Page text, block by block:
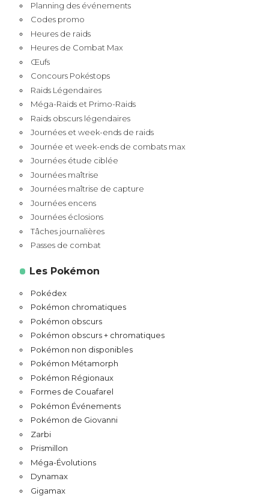
Planning des événements
Codes promo
Heures de raids
Heures de Combat Max
Œufs
Concours Pokéstops
Raids Légendaires
Méga-Raids et Primo-Raids
Raids obscurs légendaires
Journées et week-ends de raids
Journée et week-ends de combats max
Journées étude ciblée
Journées maîtrise
Journées maîtrise de capture
Journées encens
Journées éclosions
Tâches journalières
Passes de combat
Les Pokémon
Pokédex
Pokémon chromatiques
Pokémon obscurs
Pokémon obscurs + chromatiques
Pokémon non disponibles
Pokémon Métamorph
Pokémon Régionaux
Formes de Couafarel
Pokémon Événements
Pokémon de Giovanni
Zarbi
Prismillon
Méga-Évolutions
Dynamax
Gigamax